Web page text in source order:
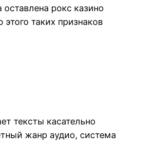
рокс казино
таких признаков
тексты касательно
жанр аудио, система